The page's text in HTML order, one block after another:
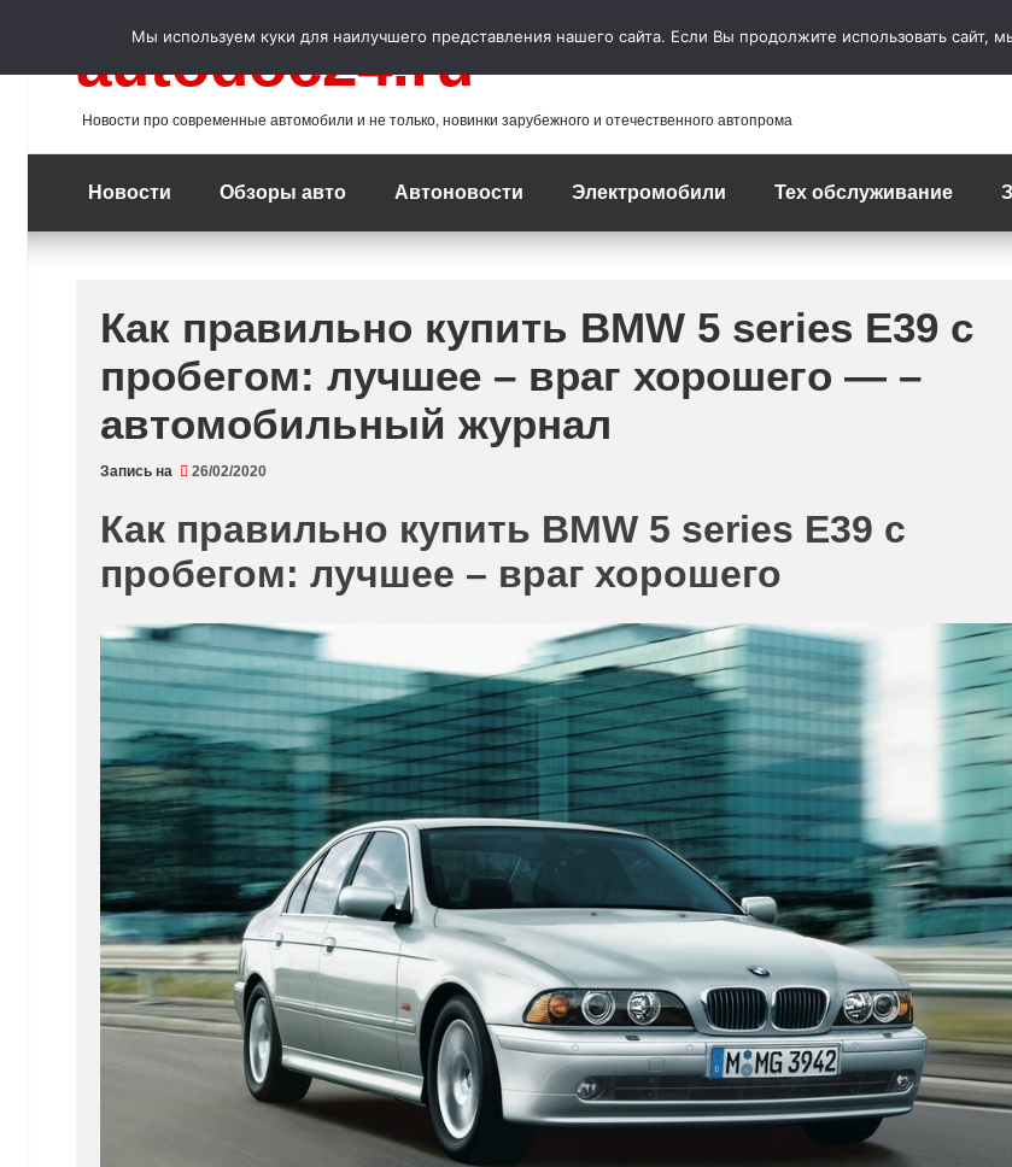
autodoc24.ru
Новости про современные автомобили и не только, новинки зарубежного и отечественного автопрома
Новости Обзоры авто Автоновости Электромобили Тех обслуживание
Как правильно купить BMW 5 series E39 с
пробегом: лучшее – враг хорошего — –
автомобильный журнал
Запись на 26/02/2020
Как правильно купить BMW 5 series E39 с
пробегом: лучшее – враг хорошего
Мы используем куки для наилучшего представления нашего сайта. Если Вы продолжите использовать сайт,